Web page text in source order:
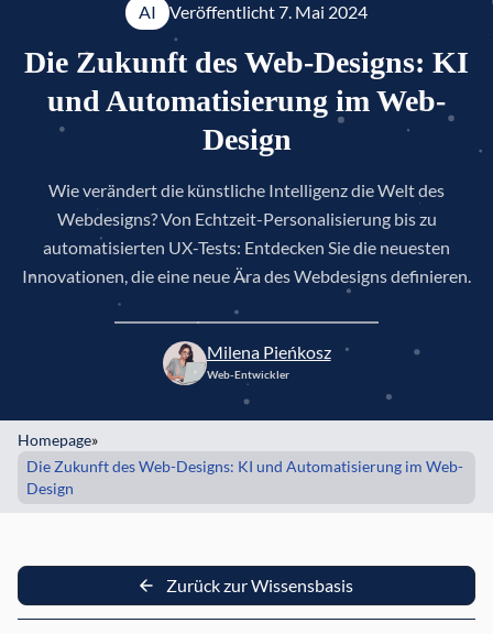
AI Veröffentlicht 7. Mai 2024
Die Zukunft des Web-Designs: KI
und Automatisierung im Web-
Design
Wie verändert die künstliche Intelligenz die Welt des
Webdesigns? Von Echtzeit-Personalisierung bis zu
automatisierten UX-Tests: Entdecken Sie die neuesten
Innovationen, die eine neue Ära des Webdesigns definieren.
Milena Pieńkosz
Web-Entwickler
Homepage»
Die Zukunft des Web-Designs: KI und Automatisierung im Web-
Design
Zurück zur Wissensbasis